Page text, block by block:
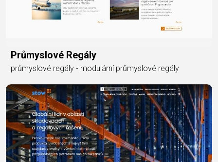
Průmyslové Regály
průmyslové regály - modulární průmyslové regály